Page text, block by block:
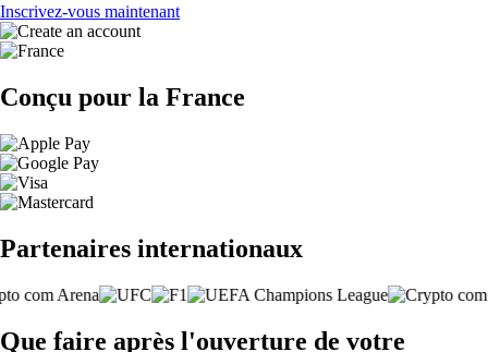
Inscrivez-vous maintenant
Conçu pour la France
Partenaires internationaux
Que faire après l'ouverture de votre